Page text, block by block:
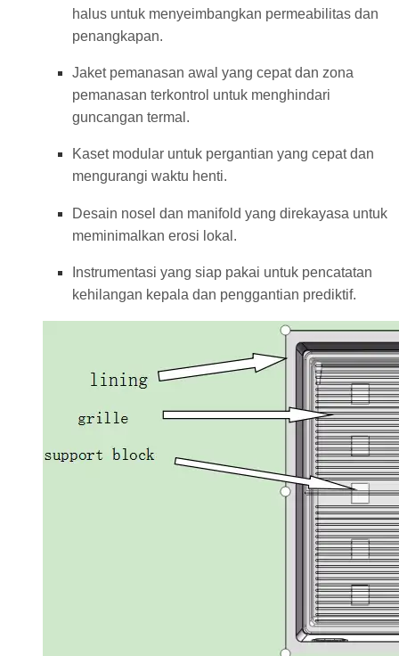
halus untuk menyeimbangkan permeabilitas dan
penangkapan.
Jaket pemanasan awal yang cepat dan zona
pemanasan terkontrol untuk menghindari
guncangan termal.
Kaset modular untuk pergantian yang cepat dan
mengurangi waktu henti.
Desain nosel dan manifold yang direkayasa untuk
meminimalkan erosi lokal.
Instrumentasi yang siap pakai untuk pencatatan
kehilangan kepala dan penggantian prediktif.